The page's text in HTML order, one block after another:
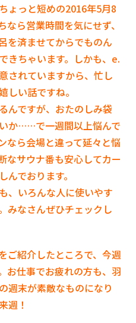
ょっと短めの2016年5月8
ら営業時間を気にせず、
を済ませてからでものん
きちゃいます。 しかも、e.
されていますから、忙し
しい話ですね。
んですが、おたのしみ袋
か……で一週間以上悩んで
なら会場と違って延々と悩
なサウナ番も安心してカー
んでおります。
、いろんな人に使いやす
みなさんぜひチェックし
ご紹介したところで、今週
お仕事でお疲れの方も、羽
週末が素敵なものになり
週！